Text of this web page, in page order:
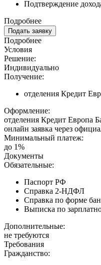
Подтверждение
Подробнее
Подать заявку
Подробнее
Условия
Решение:
Индивидуально
Получение:
отделения Кредит
Оформление:
отделения Кредит Европа
онлайн заявка через
Минимальный платеж:
до 1%
Документы
Обязательные:
Паспорт РФ
Справка 2-НДФЛ
Справка по форме
Выписка по
Дополнительные:
не требуются
Требования
Гражданство: